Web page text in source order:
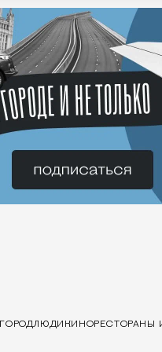
ГОРОДЛЮДИ КИНОРЕСТОРАНЫ